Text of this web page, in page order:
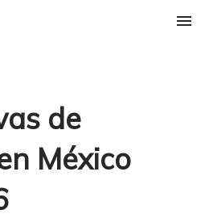
de
México